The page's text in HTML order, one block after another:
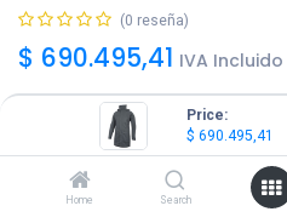
Price:
$ 690.495,41
Home Search
(0 reseña)
$ 690.495,41 IVA Incluido